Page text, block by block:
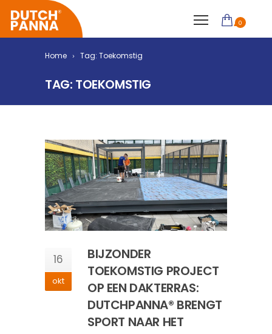
0
Home Tag: Toekomstig
TAG: TOEKOMSTIG
16
okt
BIJZONDER
TOEKOMSTIG PROJECT
OP EEN DAKTERRAS:
DUTCHPANNA® BRENGT
SPORT NAAR HET